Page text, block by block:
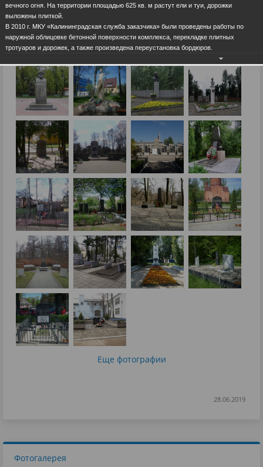
Еще фотографии
28.06.2019
Фотогалерея
вечного огня. На территории площадью 625 кв. м растут ели и туи, дорожки
выложены плиткой.
В 2010 г. МКУ «Калининградская служба заказчика» были проведены работы по
наружной облицовке бетонной поверхности комплекса, перекладке плитных
тротуаров и дорожек, а также произведена переустановка бордюров.